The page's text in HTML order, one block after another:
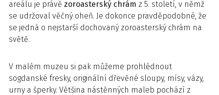
areálu je právě zoroasterský chrám z 5. století, v němž
se udržoval věčný oheň. Je dokonce pravděpodobné, že
se jedná o nejstarší dochovaný zoroasterský chrám na
světě.
V malém muzeu si pak můžeme prohlédnout
sogdanské fresky, originální dřevěné sloupy, mísy, vázy,
urny a šperky. Většina nástěnných maleb pochází z